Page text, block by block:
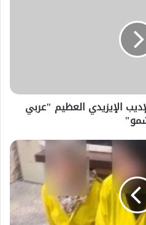
الإيزيدي العظيم "عربي